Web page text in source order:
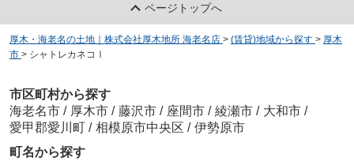
ページトップへ
厚木・海老名の土地｜株式会社厚木地所 海老名店 > (賃貸)地域から探す > 厚木
市 > シャトレカネコⅠ
市区町村から探す
海老名市 / 厚木市 / 藤沢市 / 座間市 / 綾瀬市 / 大和市 /
愛甲郡愛川町 / 相模原市中央区 / 伊勢原市
町名から探す